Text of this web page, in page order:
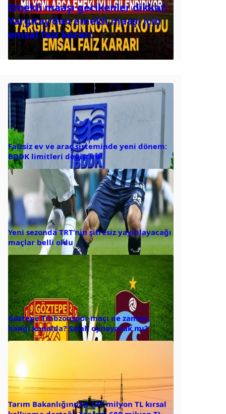
Emekli maaşı gecikenler dikkat:
Yargıtay’dan emekli maaşı için
emsal faiz kararı
Faizsiz ev ve araç sisteminde yeni dönem:
BDDK limitleri değiştirdi
Yeni sezonda TRT’nin şifresiz yayınlayacağı
maçlar belli oldu
Göztepe Trabzonspor maçı ne zaman,
hangi kanalda? Salah oynayacak mı?
Tarım Bakanlığından 131 milyon TL kırsal